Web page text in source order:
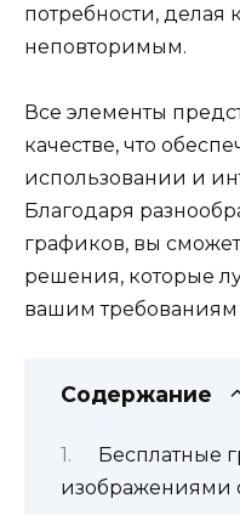
потребности, делая
неповторимым.
Все элементы
качестве, что
использовании и
Благодаря
графиков, вы
решения, которые
вашим
Содержание
Бесплатные
изображениями